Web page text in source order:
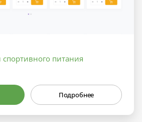
питания
Подробнее